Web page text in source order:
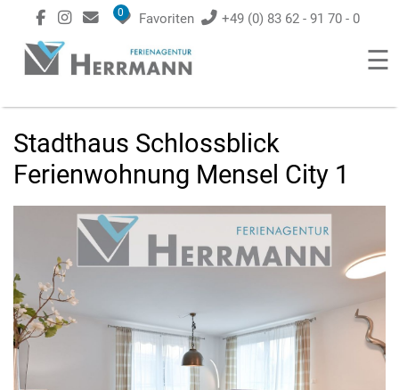
0 Favoriten +49 (0) 83 62 - 91 70 - 0
☰
Stadthaus Schlossblick
Ferienwohnung Mensel City 1